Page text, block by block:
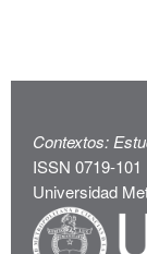
Contextos:
ISSN 0719-101
Universidad